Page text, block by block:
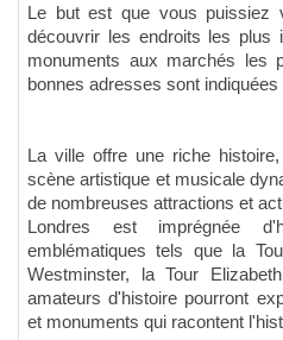
Le but est que vous puissiez
découvrir les endroits les plus
monuments aux marchés les
bonnes adresses sont indiquées
La ville offre une riche
scène artistique et musicale
de nombreuses attractions et
Londres est imprégnée
emblématiques tels que la
Westminster, la Tour
amateurs d'histoire pourront
et monuments qui racontent